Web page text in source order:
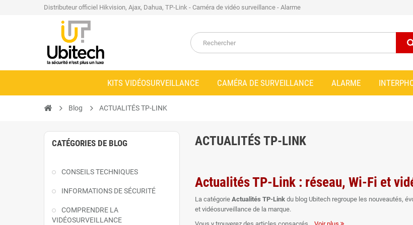
Distributeur officiel Hikvision, Ajax, Dahua, TP-Link - Caméra de vidéo surveillance - Alarme
KITS VIDÉOSURVEILLANCE CAMÉRA DE SURVEILLANCE ALARME
Blog ACTUALITÉS TP-LINK
CATÉGORIES DE BLOG
CONSEILS TECHNIQUES
INFORMATIONS DE SÉCURITÉ
COMPRENDRE LA
VIDÉOSURVEILLANCE
ACTUALITÉS TP-LINK
Actualités TP-Link : réseau, Wi-Fi et
La catégorie Actualités TP-Link du blog Ubitech regroupe les nouveautés,
et vidéosurveillance de la marque.